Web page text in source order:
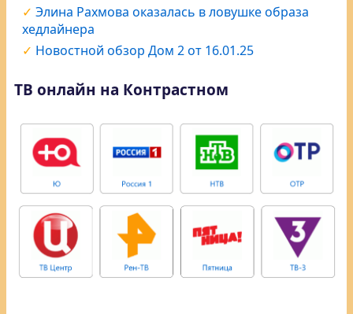
Элина Рахмова оказалась в ловушке образа
хедлайнера
Новостной обзор Дом 2 от 16.01.25
ТВ онлайн на Контрастном